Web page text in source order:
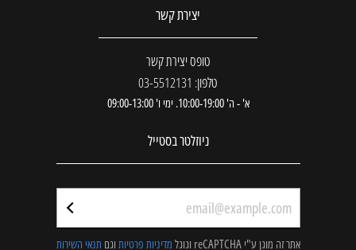
יצירת קשר
טופס יצירת קשר
טלפון: 03-5512131
א' - ה' 10:00-19:00. ימי ו' 09:00-13:00
ניוזלטר בסטייל
אתר זה מוגן ע"י reCAPTCHA וגוגל מדיניות פרטיות וגם תנאי השירות